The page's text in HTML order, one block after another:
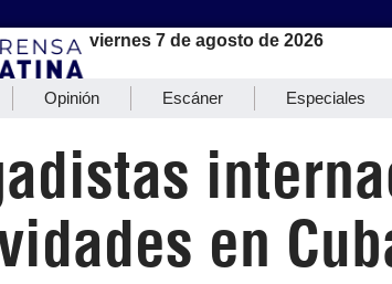
viernes 7 de agosto de 2026
Opinión Escáner Especiales
en